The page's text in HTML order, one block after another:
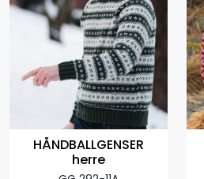
HÅNDBALLGENSER
herre